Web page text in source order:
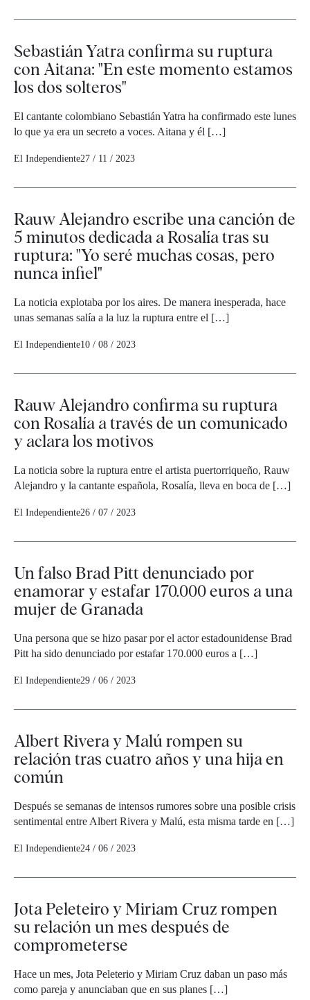
Sebastián Yatra confirma su ruptura
con Aitana: "En este momento estamos
los dos solteros"
El cantante colombiano Sebastián Yatra ha confirmado este lunes
lo que ya era un secreto a voces. Aitana y él […]
El Independiente27 / 11 / 2023
Rauw Alejandro escribe una canción de
5 minutos dedicada a Rosalía tras su
ruptura: "Yo seré muchas cosas, pero
nunca infiel"
La noticia explotaba por los aires. De manera inesperada, hace
unas semanas salía a la luz la ruptura entre el […]
El Independiente10 / 08 / 2023
Rauw Alejandro confirma su ruptura
con Rosalía a través de un comunicado
y aclara los motivos
La noticia sobre la ruptura entre el artista puertorriqueño, Rauw
Alejandro y la cantante española, Rosalía, lleva en boca de […]
El Independiente26 / 07 / 2023
Un falso Brad Pitt denunciado por
enamorar y estafar 170.000 euros a una
mujer de Granada
Una persona que se hizo pasar por el actor estadounidense Brad
Pitt ha sido denunciado por estafar 170.000 euros a […]
El Independiente29 / 06 / 2023
Albert Rivera y Malú rompen su
relación tras cuatro años y una hija en
común
Después se semanas de intensos rumores sobre una posible crisis
sentimental entre Albert Rivera y Malú, esta misma tarde en […]
El Independiente24 / 06 / 2023
Jota Peleteiro y Miriam Cruz rompen
su relación un mes después de
comprometerse
Hace un mes, Jota Peleterio y Miriam Cruz daban un paso más
como pareja y anunciaban que en sus planes […]